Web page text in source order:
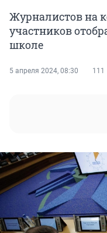
Журналистов на
участников
школе
5 апреля 2024, 08:30 111